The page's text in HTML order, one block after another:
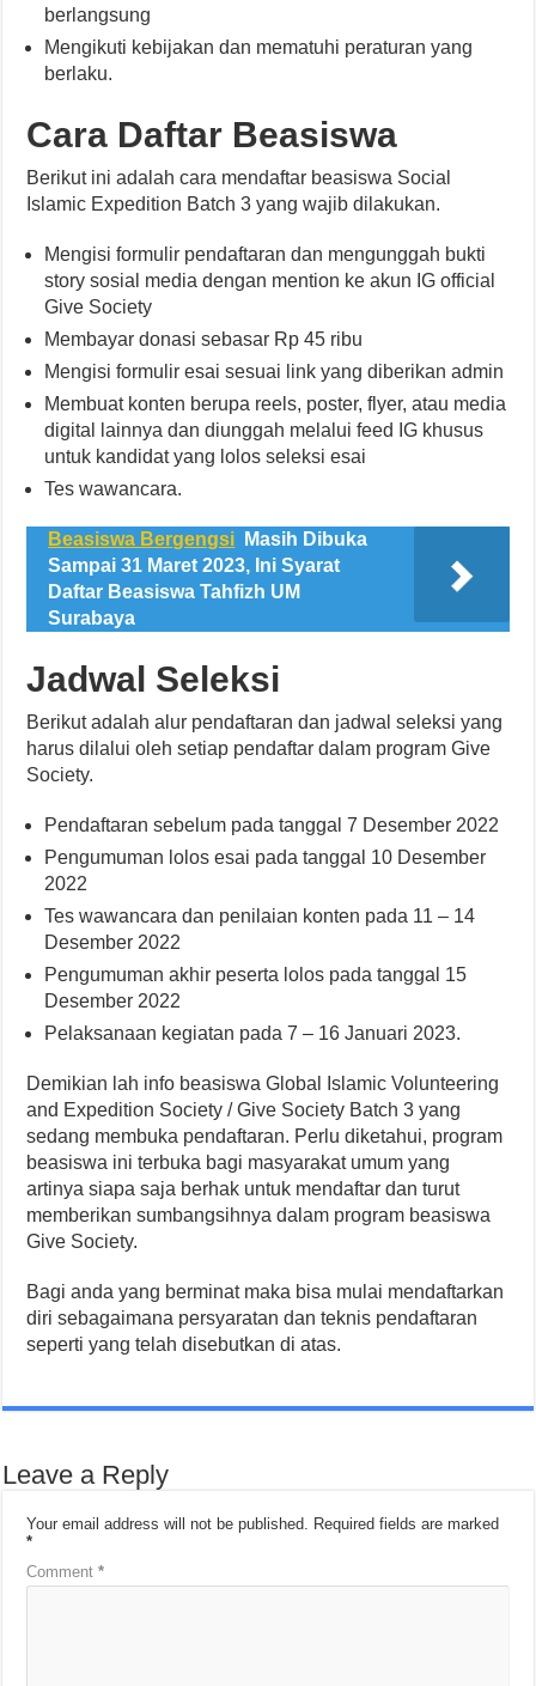
berlangsung
Mengikuti kebijakan dan mematuhi peraturan yang
berlaku.
Cara Daftar Beasiswa
Berikut ini adalah cara mendaftar beasiswa Social
Islamic Expedition Batch 3 yang wajib dilakukan.
Mengisi formulir pendaftaran dan mengunggah bukti
story sosial media dengan mention ke akun IG official
Give Society
Membayar donasi sebasar Rp 45 ribu
Mengisi formulir esai sesuai link yang diberikan admin
Membuat konten berupa reels, poster, flyer, atau media
digital lainnya dan diunggah melalui feed IG khusus
untuk kandidat yang lolos seleksi esai
Tes wawancara.
Beasiswa Bergengsi
Masih Dibuka
Sampai 31 Maret 2023, Ini Syarat
Daftar Beasiswa Tahfizh UM
Surabaya
Jadwal Seleksi
Berikut adalah alur pendaftaran dan jadwal seleksi yang
harus dilalui oleh setiap pendaftar dalam program Give
Society.
Pendaftaran sebelum pada tanggal 7 Desember 2022
Pengumuman lolos esai pada tanggal 10 Desember
2022
Tes wawancara dan penilaian konten pada 11 – 14
Desember 2022
Pengumuman akhir peserta lolos pada tanggal 15
Desember 2022
Pelaksanaan kegiatan pada 7 – 16 Januari 2023.
Demikian lah info beasiswa Global Islamic Volunteering
and Expedition Society / Give Society Batch 3 yang
sedang membuka pendaftaran. Perlu diketahui, program
beasiswa ini terbuka bagi masyarakat umum yang
artinya siapa saja berhak untuk mendaftar dan turut
memberikan sumbangsihnya dalam program beasiswa
Give Society.
Bagi anda yang berminat maka bisa mulai mendaftarkan
diri sebagaimana persyaratan dan teknis pendaftaran
seperti yang telah disebutkan di atas.
Leave a Reply
Your email address will not be published. Required fields are marked
*
Comment*